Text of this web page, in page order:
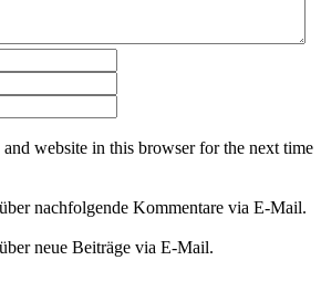
and website in this browser for the next time
nachfolgende Kommentare via E-Mail.
neue Beiträge via E-Mail.